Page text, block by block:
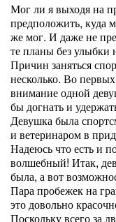
Мог ли я выходя на
предположить, куда
же мог. И даже не
те планы без улыбки
Причин заняться
несколько. Во
внимание одной
бы догнать и
Девушка была
и ветеринаром в
Надеюсь что есть и
волшебный! Итак,
была, а вот
Пара пробежек на
это довольно
Поскольку всего за